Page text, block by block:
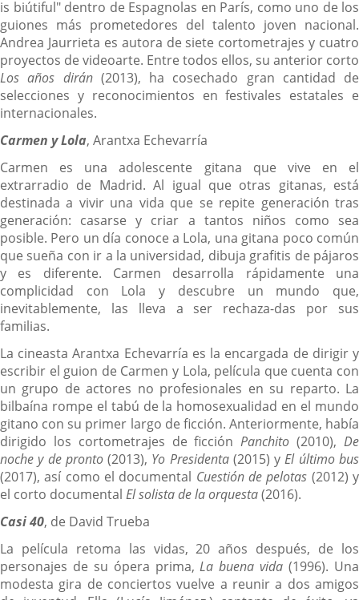
is biútiful" dentro de Espagnolas en París, como uno de los
guiones más prometedores del talento joven nacional.
Andrea Jaurrieta es autora de siete cortometrajes y cuatro
proyectos de videoarte. Entre todos ellos, su anterior corto
Los años dirán(2013), ha cosechado gran cantidad de
selecciones y reconocimientos en festivales estatales e
internacionales.
Carmen y Lola, Arantxa Echevarría
Carmen es una adolescente gitana que vive en el
extrarradio de Madrid. Al igual que otras gitanas, está
destinada a vivir una vida que se repite generación tras
generación: casarse y criar a tantos niños como sea
posible. Pero un día conoce a Lola, una gitana poco común
que sueña con ir a la universidad, dibuja grafitis de pájaros
y es diferente. Carmen desarrolla rápidamente una
complicidad con Lola y descubre un mundo que,
inevitablemente, las lleva a ser rechaza-das por sus
familias.
La cineasta Arantxa Echevarría es la encargada de dirigir y
escribir el guion de Carmen y Lola, película que cuenta con
un grupo de actores no profesionales en su reparto. La
bilbaína rompe el tabú de la homosexualidad en el mundo
gitano con su primer largo de ficción. Anteriormente, había
dirigido los cortometrajes de ficciónPanchito (2010),De
noche y de pronto(2013), Yo Presidenta(2015) yEl último bus
(2017), así como el documental Cuestión de pelotas (2012) y
el corto documental El solista de la orquesta(2016).
Casi 40, de David Trueba
La película retoma las vidas, 20 años después, de los
personajes de su ópera prima,La buena vida (1996). Una
modesta gira de conciertos vuelve a reunir a dos amigos